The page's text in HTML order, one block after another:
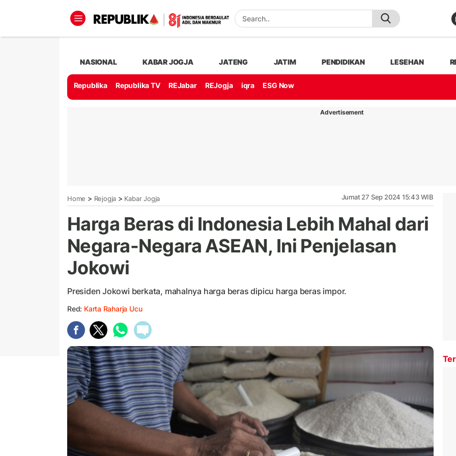
NASIONAL KABAR JOGJA JATENG JATIM PENDIDIKAN LESEHAN
Republika Republika TV REJabar REJogja iqra ESG Now
Advertisement
Home > Rejogja > Kabar Jogja Jumat 27 Sep 2024 15:43 WIB
Harga Beras di Indonesia Lebih Mahal dari
Negara-Negara ASEAN, Ini Penjelasan
Jokowi
Presiden Jokowi berkata, mahalnya harga beras dipicu harga beras impor.
Red: Karta Raharja Ucu